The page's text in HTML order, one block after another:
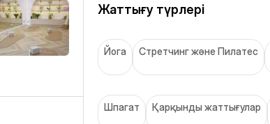
Жаттығу түрлері
Йога Стретчинг және Пилатес
Шпагат Қарқынды жаттығулар